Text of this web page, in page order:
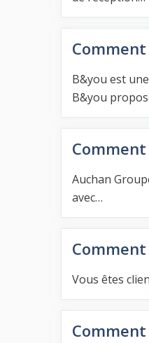
B&you est
B&you
Auchan
avec…
Comment
Vous êtes
Comment